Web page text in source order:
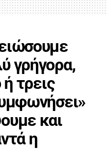
γρήγορα,
τρεις
και
η